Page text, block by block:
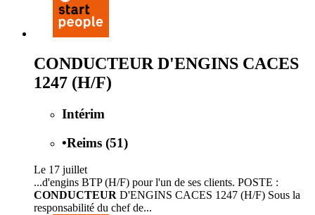
CONDUCTEUR D'ENGINS CACES
1247 (H/F)
Intérim
•Reims (51)
Le 17 juillet
...d'engins BTP (H/F) pour l'un de ses clients. POSTE :
CONDUCTEUR D'ENGINS CACES 1247 (H/F) Sous la
responsabilité du chef de...